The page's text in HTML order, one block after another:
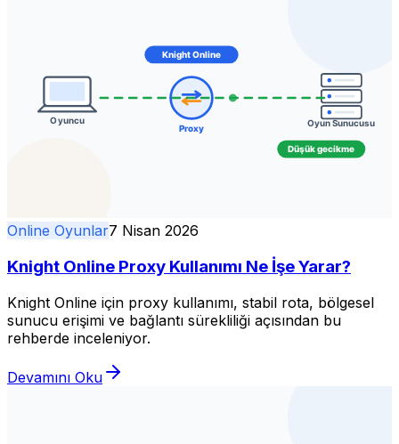
Online Oyunlar7 Nisan 2026
Knight Online Proxy Kullanımı Ne İşe Yarar?
Knight Online için proxy kullanımı, stabil rota, bölgesel
sunucu erişimi ve bağlantı sürekliliği açısından bu
rehberde inceleniyor.
Devamını Oku